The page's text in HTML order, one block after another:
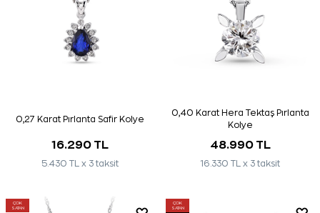
0,27 Karat Pırlanta Safir Kolye
16.290 TL
5.430 TL x 3 taksit
0,40 Karat Hera Tektaş Pırlanta
Kolye
48.990 TL
16.330 TL x 3 taksit
ÇOK
SATAN
ÇOK
SATAN